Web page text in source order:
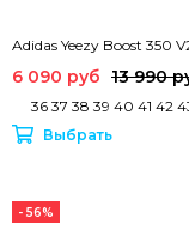
Adidas Yeezy Boost 350
6 090 руб 13 990
36 37 38 39 40 41 42
Выбрать
- 56%